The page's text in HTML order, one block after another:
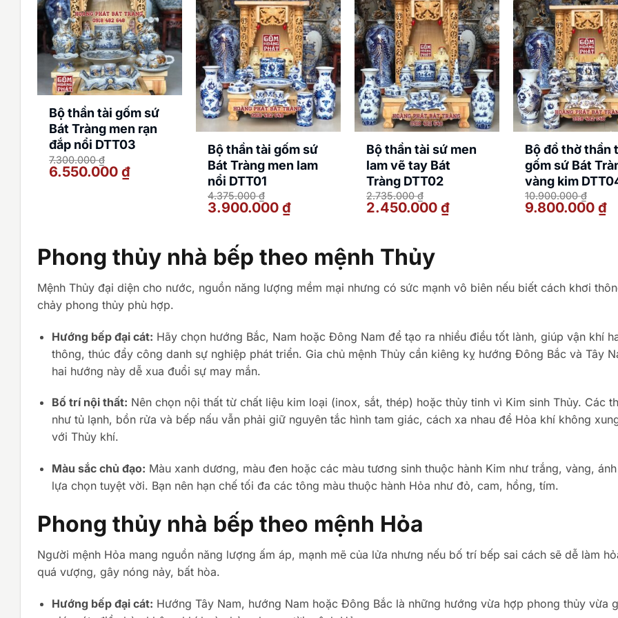
Bộ thần tài gốm sứ
Bát Tràng men rạn
đắp nổi DTT03
7.300.000₫
Giá
gốc
6.550.000₫Giá
Bộ thần tài gốm sứ
Bát Tràng men lam
nổi DTT01
4.375.000₫
Giá
gốc
3.900.000₫Giá
Bộ thần tài sứ men
lam vẽ tay Bát
Tràng DTT02
2.735.000₫
Giá
gốc
2.450.000₫Giá
Bộ đồ thờ thần
gốm sứ Bát
vàng kim
10.900.000₫
Giá
gốc
9.800.000₫Giá
Phong thủy nhà bếp theo mệnh Thủy
Mệnh Thủy đại diện cho nước, nguồn năng lượng mềm mại nhưng có sức mạnh vô biên nếu biết cách khơi
chảy phong thủy phù hợp.
Hướng bếp đại cát: Hãy chọn hướng Bắc, Nam hoặc Đông Nam để tạo ra nhiều điều tốt lành, giúp vận khí
thông, thúc đẩy công danh sự nghiệp phát triển. Gia chủ mệnh Thủy cần kiêng kỵ hướng Đông Bắc và Tây
hai hướng này dễ xua đuổi sự may mắn.
Bố trí nội thất: Nên chọn nội thất từ chất liệu kim loại (inox, sắt, thép) hoặc thủy tinh vì Kim sinh Thủy. Các
như tủ lạnh, bồn rửa và bếp nấu vẫn phải giữ nguyên tắc hình tam giác, cách xa nhau để Hỏa khí không
với Thủy khí.
Màu sắc chủ đạo: Màu xanh dương, màu đen hoặc các màu tương sinh thuộc hành Kim như trắng, vàng,
lựa chọn tuyệt vời. Bạn nên hạn chế tối đa các tông màu thuộc hành Hỏa như đỏ, cam, hồng, tím.
Phong thủy nhà bếp theo mệnh Hỏa
Người mệnh Hỏa mang nguồn năng lượng ấm áp, mạnh mẽ của lửa nhưng nếu bố trí bếp sai cách sẽ dễ làm
quá vượng, gây nóng nảy, bất hòa.
Hướng bếp đại cát: Hướng Tây Nam, hướng Nam hoặc Đông Bắc là những hướng vừa hợp phong thủy vừa